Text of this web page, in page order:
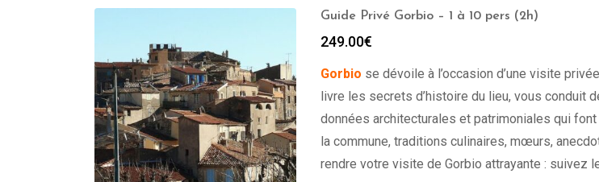
Guide Privé Gorbio – 1 à 10 pers (2h)
249.00€
Gorbio se dévoile à l’occasion d’une visite
livre les secrets d’histoire du lieu, vous conduit
données architecturales et patrimoniales qui
la commune, traditions culinaires, mœurs,
rendre votre visite de Gorbio attrayante : suivez